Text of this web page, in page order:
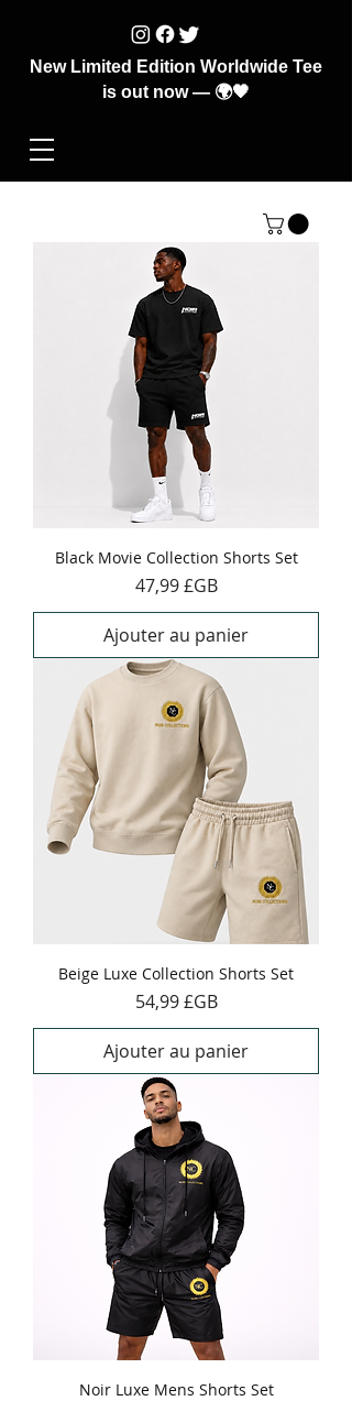
New Limited Edition Worldwide Tee
is out now — 🌍🖤
Black Movie Collection Shorts Set
Prix
47,99 £GB
Ajouter au panier
Beige Luxe Collection Shorts Set
Prix
54,99 £GB
Ajouter au panier
Noir Luxe Mens Shorts Set